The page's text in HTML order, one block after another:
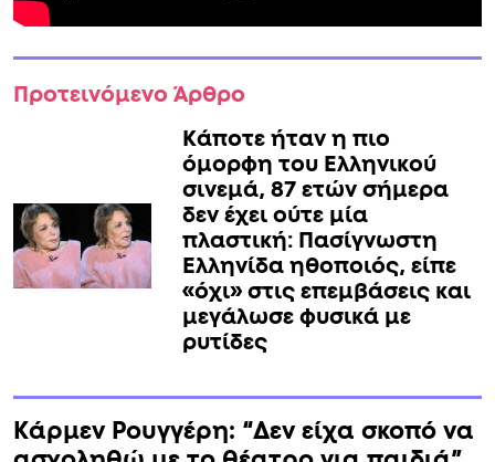
Προτεινόμενο Άρθρο
Κάποτε ήταν η πιο
όμορφη του Ελληνικού
σινεμά, 87 ετών σήμερα
δεν έχει ούτε μία
πλαστική: Πασίγνωστη
Ελληνίδα ηθοποιός, είπε
«όχι» στις επεμβάσεις και
μεγάλωσε φυσικά με
ρυτίδες
Κάρμεν Ρουγγέρη: “Δεν είχα σκοπό να